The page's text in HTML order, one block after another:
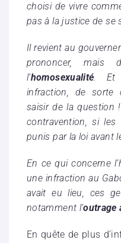
choisi de vivre
pas à la justice de se
Il revient au
prononcer, mais
l’homosexualité. Et
infraction, de sorte
saisir de la question
contravention, si
punis par la loi avant
En ce qui concerne
une infraction au
avait eu lieu, ces
notamment l’outrage
En quête de plus